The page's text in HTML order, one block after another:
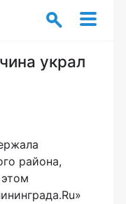
украл
района,